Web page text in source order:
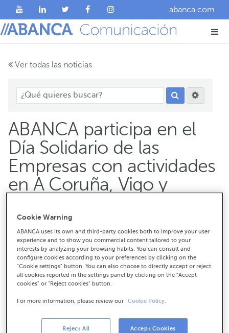
abanca.com
Ver todas las noticias
ABANCA participa en el
Día Solidario de las
Empresas con actividades
en A Coruña, Vigo y
Los voluntarios de ABANCA prepararán y servirán
comidas en la Cocina Económica, impartirán un taller
de cocina saludable a niños y niñas vulnerables y
realizarán un taller de ocio con personas con
discapacidad visual
El Día Solidario de las Empresas es una iniciativa de
Cooperación Internacional ONG y Atresmedia que este
Cookie Warning
ABANCA uses its own and third-party cookies both to improve your user
experience and to show you commercial content tailored to your
interests by analyzing your browsing habits. You can consult and
configure cookies according to your preferences by clicking on the
"Cookie settings" button. You can also choose to directly accept or reject
all cookies reported in the settings panel by clicking on the "Accept
cookies" or "Reject cookies" button.
For more information, please review our Cookie Policy.
Reject All Accept Cookies